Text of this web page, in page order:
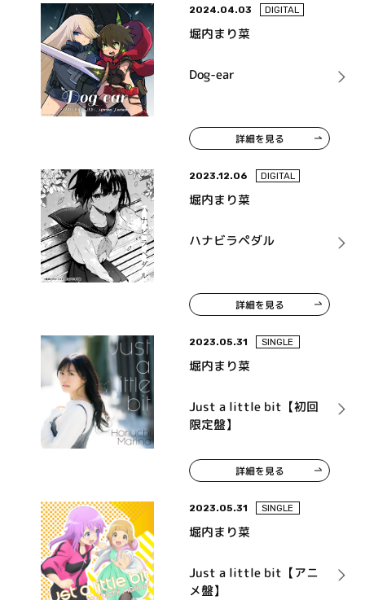
2024.04.03 DIGITAL
堀内まり菜
Dog-ear
詳細を見る
2023.12.06 DIGITAL
堀内まり菜
ハナビラペダル
詳細を見る
2023.05.31 SINGLE
堀内まり菜
Just a little bit【初回
限定盤】
詳細を見る
2023.05.31 SINGLE
堀内まり菜
Just a little bit【アニ
メ盤】